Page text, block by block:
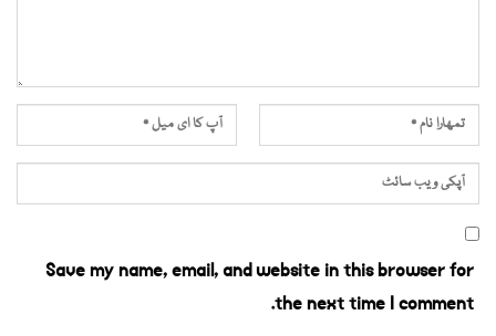
Save my name, email, and website in this browser for
the next time I comment.